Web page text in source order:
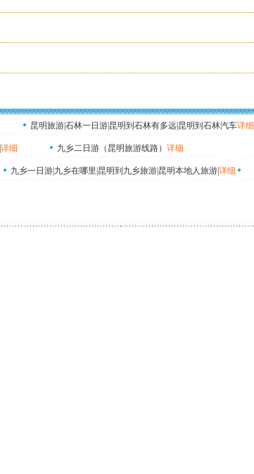
详细
昆明旅游|石林一日游|昆明到石林有多远|昆明到石林汽车
详细 详细
九乡二日游（昆明旅游线路）
详细
九乡一日游|九乡在哪里|昆明到九乡旅游|昆明本地人旅游|